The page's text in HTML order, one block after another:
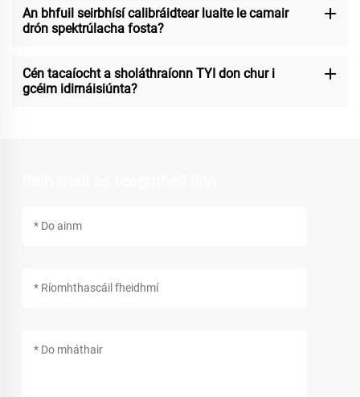
An bhfuil seirbhísí calibráidtear luaite le camair
drón spektrúlacha fosta?
Cén tacaíocht a sholáthraíonn TYI don chur i
gcéim idirnáisiúnta?